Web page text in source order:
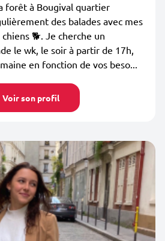
forêt à Bougival quartier
des balades avec mes
🐕. Je cherche un
le wk, le soir à partir de 17h,
en fonction de vos beso...
Voir son profil